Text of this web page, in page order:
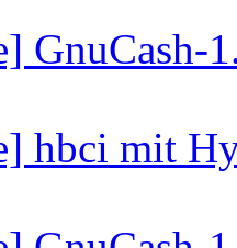
hbci mit